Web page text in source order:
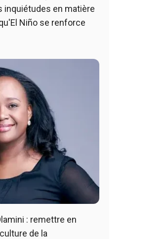
inquiétudes en matière
Niño se renforce
: remettre en
de la